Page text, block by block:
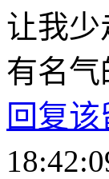
让我
有名气
回复